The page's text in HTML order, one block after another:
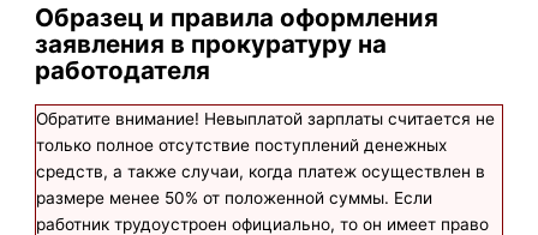
Образец и правила оформления
заявления в прокуратуру на
работодателя
Обратите внимание! Невыплатой зарплаты считается не
только полное отсутствие поступлений денежных
средств, а также случаи, когда платеж осуществлен в
размере менее 50% от положенной суммы. Если
работник трудоустроен официально, то он имеет право